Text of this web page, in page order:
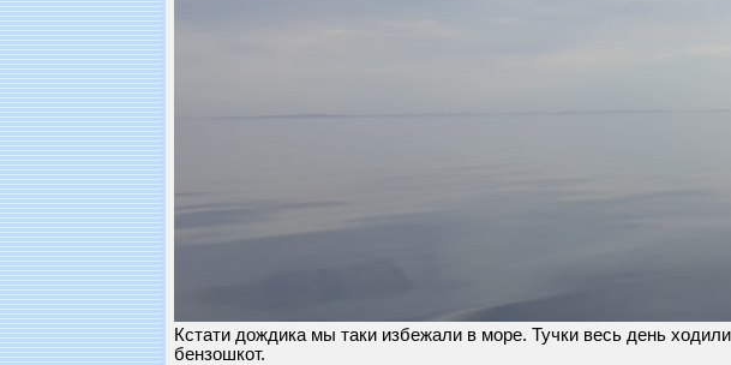
Кстати дождика мы таки избежали в море. Тучки весь день
бензошкот.